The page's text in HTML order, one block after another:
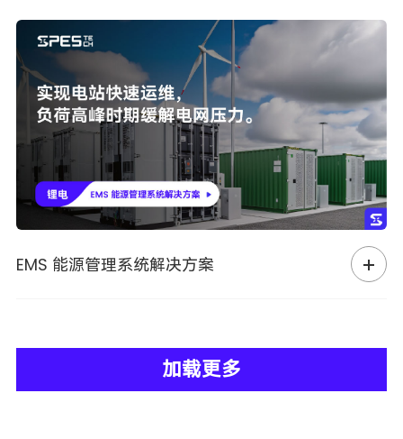
EMS 能源管理系统解决方案
加载更多